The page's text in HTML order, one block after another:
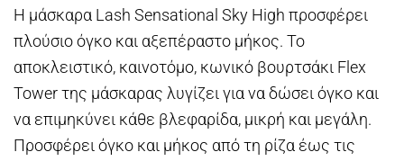
Η μάσκαρα Lash Sensational Sky High προσφέρει
πλούσιο όγκο και αξεπέραστο μήκος. Το
αποκλειστικό, καινοτόμο, κωνικό βουρτσάκι Flex
Tower της μάσκαρας λυγίζει για να δώσει όγκο και
να επιμηκύνει κάθε βλεφαρίδα, μικρή και μεγάλη.
Προσφέρει όγκο και μήκος από τη ρίζα έως τις